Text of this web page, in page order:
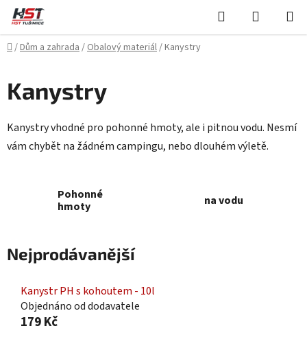
Přejít
obsah
Hledat
KOŠÍK
Domů
/Dům a zahrada/Obalový materiál/Kanystry
Kanystry
Kanystry vhodné pro pohonné hmoty, ale i pitnou vodu. Nesmí
vám chybět na žádném campingu, nebo dlouhém výletě.
Pohonné
hmoty
na vodu
Nejprodávanější
Kanystr PH s kohoutem - 10l
Objednáno od dodavatele
179 Kč